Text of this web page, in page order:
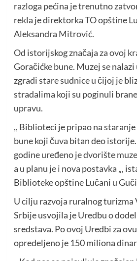
razloga pećina je trenutno
rekla je direktorka TO opštine
Aleksandra Mitrović.
Od istorijskog značaja za ovoj
Goračićke bune. Muzej se
zgradi stare sudnice u čijoj je
stradalima koji su poginuli
upravu.
,, Biblioteci je pripao na
bune koji čuva bitan deo
godine uređeno je dvorište
a u planu je i nova postavka „,
Biblioteke opštine Lučani u
U cilju razvoja ruralnog turizma
Srbije usvojila je Uredbu o
sredstava. Po ovoj Uredbi za
opredeljeno je 150 miliona